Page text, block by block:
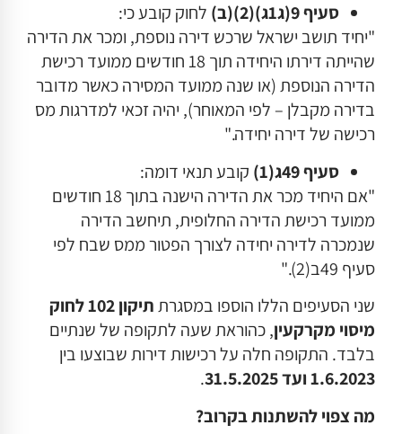
סעיף 9(ג1ג)(2)(ב)
לחוק קובע כי:
"יחיד תושב ישראל שרכש דירה נוספת, ומכר את הדירה
שהייתה דירתו היחידה תוך 18 חודשים ממועד רכישת
הדירה הנוספת (או שנה ממועד המסירה כאשר מדובר
בדירה מקבלן – לפי המאוחר), יהיה זכאי למדרגות מס
רכישה של דירה יחידה."
סעיף 49ג
(1)
קובע תנאי דומה:
"אם היחיד מכר את הדירה הישנה בתוך 18 חודשים
ממועד רכישת הדירה החלופית, תיחשב הדירה
שנמכרה לדירה יחידה לצורך הפטור ממס שבח לפי
סעיף 49ב(2)."
שני הסעיפים הללו הוספו במסגרת
תיקון 102 לחוק
מיסוי מקרקעין, כהוראת שעה לתקופה של שנתיים
בלבד. התקופה חלה על רכישות דירות שבוצעו בין
1.6.2023ועד 31.5.2025
.
מה צפוי להשתנות בקרוב?